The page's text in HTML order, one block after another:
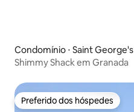
Condomínio ⋅ Saint George's
Shimmy Shack em Granada
Preferido dos hóspedes
Preferido dos hóspedes